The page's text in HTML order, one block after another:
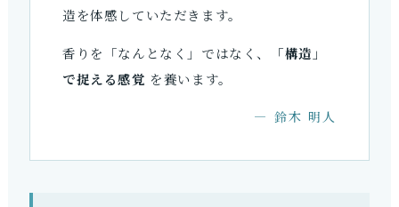
造を体感していただきます。
香りを「なんとなく」ではなく、
「構造」
で捉える感覚 を養います。
― 鈴木 明人